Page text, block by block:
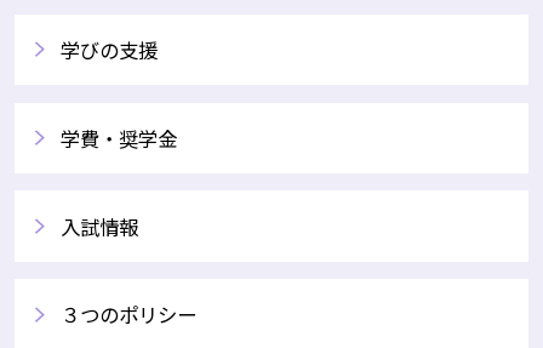
学びの支援
学費・奨学金
入試情報
３つのポリシー